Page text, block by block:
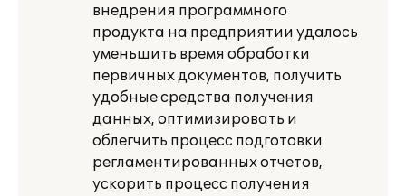
внедрения программного
продукта на предприятии удалось
уменьшить время обработки
первичных документов, получить
удобные средства получения
данных, оптимизировать и
облегчить процесс подготовки
регламентированных отчетов,
ускорить процесс получения